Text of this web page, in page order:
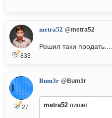
833
metra52 @metra52
Решил таки продать....
27
Bum3r @Bum3r
metra52 пишет: